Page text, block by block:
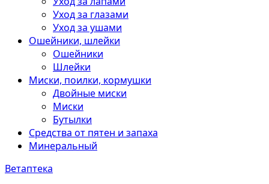
Уход за глазами
Уход за ушами
Ошейники, шлейки
Ошейники
Шлейки
Миски, поилки, кормушки
Двойные миски
Миски
Бутылки
Средства от пятен и запаха
Минеральный
Ветаптека